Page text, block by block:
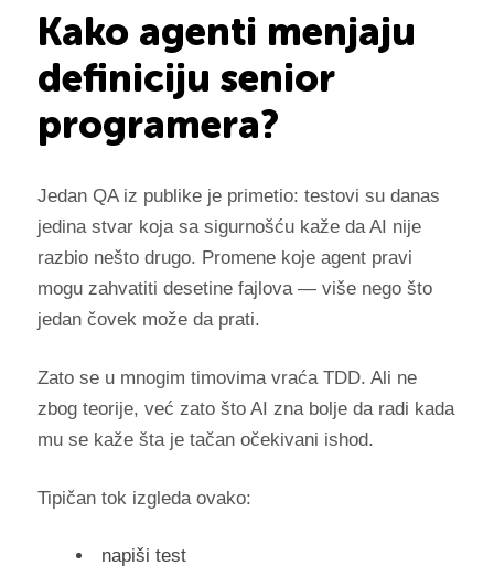
Kako agenti menjaju
definiciju senior
programera?
Jedan QA iz publike je primetio: testovi su danas
jedina stvar koja sa sigurnošću kaže da AI nije
razbio nešto drugo. Promene koje agent pravi
mogu zahvatiti desetine fajlova — više nego što
jedan čovek može da prati.
Zato se u mnogim timovima vraća TDD. Ali ne
zbog teorije, već zato što AI zna bolje da radi kada
mu se kaže šta je tačan očekivani ishod.
Tipičan tok izgleda ovako:
napiši test